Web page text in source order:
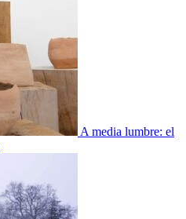
A media lumbre: el